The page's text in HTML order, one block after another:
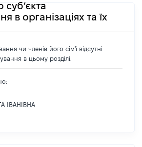
суб’єкта
в організаціях та їх
чи членів його сім'ї відсутні
в цьому розділі.
ІВАНІВНА